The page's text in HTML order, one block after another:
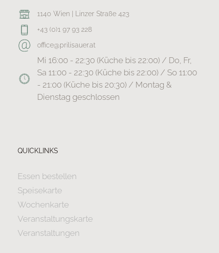
1140 Wien | Linzer Straße 423
+43 (0)1 97 93 228
office@prilisauer.at
Mi 16:00 - 22:30 (Küche bis 22:00) / Do, Fr,
Sa 11:00 - 22:30 (Küche bis 22:00) / So 11:00
- 21:00 (Küche bis 20:30) / Montag &
Dienstag geschlossen
QUICKLINKS
Essen bestellen
Speisekarte
Wochenkarte
Veranstaltungskarte
Veranstaltungen